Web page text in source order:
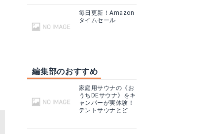
毎日更新！Amazon
タイムセール
編集部のおすすめ
家庭用サウナの《お
うちDEサウナ》をキ
ャンパーが実体験！
テントサウナとどこ